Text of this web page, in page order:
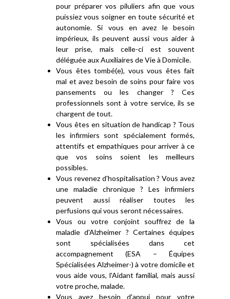
pour préparer vos piluliers afin que vous
puissiez vous soigner en toute sécurité et
autonomie. Si vous en avez le besoin
impérieux, ils peuvent aussi vous aider à
leur prise, mais celle-ci est souvent
déléguée aux Auxiliaires de Vie à Domicile.
Vous êtes tombé(e), vous vous êtes fait
mal et avez besoin de soins pour faire vos
pansements ou les changer ? Ces
professionnels sont à votre service, ils se
chargent de tout.
Vous êtes en situation de handicap ? Tous
les infirmiers sont spécialement formés,
attentifs et empathiques pour arriver à ce
que vos soins soient les meilleurs
possibles.
Vous revenez d'hospitalisation ? Vous avez
une maladie chronique ? Les infirmiers
peuvent aussi réaliser toutes les
perfusions qui vous seront nécessaires.
Vous ou votre conjoint souffrez de la
maladie d'Alzheimer ? Certaines équipes
sont spécialisées dans cet
accompagnement (ESA – Équipes
Spécialisées Alzheimer-) à votre domicile et
vous aide vous, l'Aidant familial, mais aussi
votre proche, malade.
Vous avez besoin d'appui pour votre